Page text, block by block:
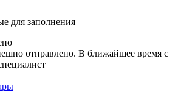
для заполнения
отправлено. В ближайшее время с